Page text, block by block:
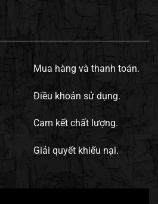
Mua hàng và thanh toán.
Điều khoản sử dụng.
Cam kết chất lượng.
Giải quyết khiếu nại.